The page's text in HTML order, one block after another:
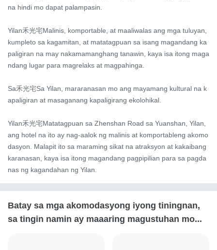
na hindi mo dapat palampasin.
Yilan禾光宅Malinis, komportable, at maaliwalas ang mga tuluyan,
kumpleto sa kagamitan, at matatagpuan sa isang magandang ka
paligiran na may nakamamanghang tanawin, kaya isa itong maga
ndang lugar para magrelaks at magpahinga.
Sa禾光宅Sa Yilan, mararanasan mo ang mayamang kultural na k
apaligiran at masaganang kapaligirang ekolohikal.
Yilan禾光宅Matatagpuan sa Zhenshan Road sa Yuanshan, Yilan,
ang hotel na ito ay nag-aalok ng malinis at komportableng akomo
dasyon. Malapit ito sa maraming sikat na atraksyon at kakaibang
karanasan, kaya isa itong magandang pagpipilian para sa pagda
nas ng kagandahan ng Yilan.
Batay sa mga akomodasyong iyong tiningnan,
sa tingin namin ay maaaring magustuhan mo...